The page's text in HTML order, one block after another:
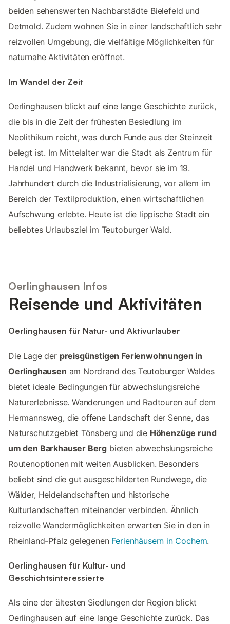
beiden sehenswerten Nachbarstädte Bielefeld und
Detmold. Zudem wohnen Sie in einer landschaftlich sehr
reizvollen Umgebung, die vielfältige Möglichkeiten für
naturnahe Aktivitäten eröffnet.
Im Wandel der Zeit
Oerlinghausen blickt auf eine lange Geschichte zurück,
die bis in die Zeit der frühesten Besiedlung im
Neolithikum reicht, was durch Funde aus der Steinzeit
belegt ist. Im Mittelalter war die Stadt als Zentrum für
Handel und Handwerk bekannt, bevor sie im 19.
Jahrhundert durch die Industrialisierung, vor allem im
Bereich der Textilproduktion, einen wirtschaftlichen
Aufschwung erlebte. Heute ist die lippische Stadt ein
beliebtes Urlaubsziel im Teutoburger Wald.
Oerlinghausen Infos
Reisende und Aktivitäten
Oerlinghausen für Natur- und Aktivurlauber
Die Lage der preisgünstigen Ferienwohnungen in
Oerlinghausen am Nordrand des Teutoburger Waldes
bietet ideale Bedingungen für abwechslungsreiche
Naturerlebnisse. Wanderungen und Radtouren auf dem
Hermannsweg, die offene Landschaft der Senne, das
Naturschutzgebiet Tönsberg und die Höhenzüge rund
um den Barkhauser Berg bieten abwechslungsreiche
Routenoptionen mit weiten Ausblicken. Besonders
beliebt sind die gut ausgeschilderten Rundwege, die
Wälder, Heidelandschaften und historische
Kulturlandschaften miteinander verbinden. Ähnlich
reizvolle Wandermöglichkeiten erwarten Sie in den in
Rheinland-Pfalz gelegenen Ferienhäusern in Cochem.
Oerlinghausen für Kultur- und
Geschichtsinteressierte
Als eine der ältesten Siedlungen der Region blickt
Oerlinghausen auf eine lange Geschichte zurück. Das